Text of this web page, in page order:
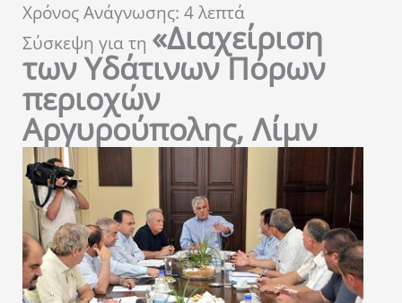
Χρόνος Ανάγνωσης: 4λεπτά
Σύσκεψη για τη «Διαχείριση
των Υδάτινων Πόρων
περιοχών
Αργυρούπολης, Λίμν